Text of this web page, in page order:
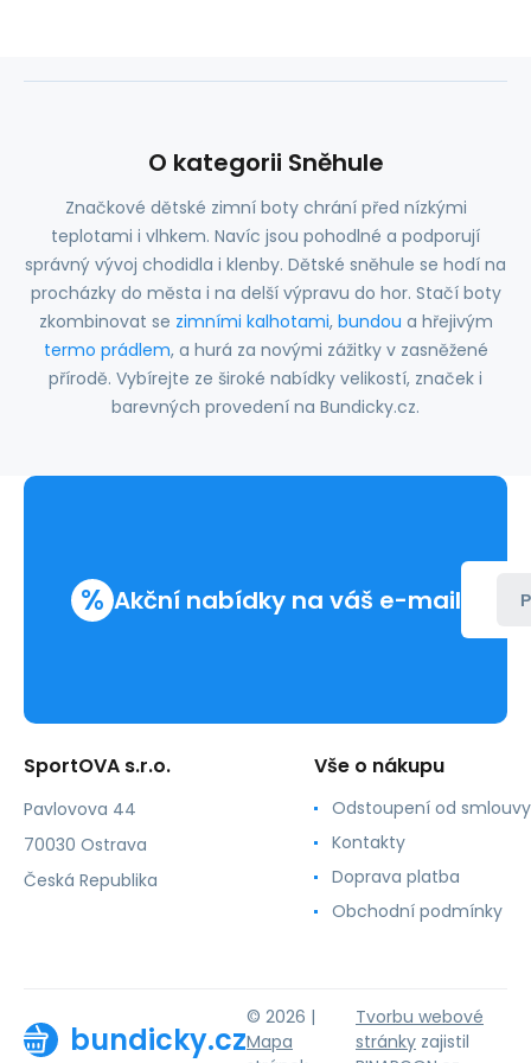
O kategorii Sněhule
Značkové dětské zimní boty chrání před nízkými
teplotami i vlhkem. Navíc jsou pohodlné a podporují
správný vývoj chodidla i klenby. Dětské sněhule se hodí na
procházky do města i na delší výpravu do hor. Stačí boty
zkombinovat se zimními kalhotami, bundou a hřejivým
termo prádlem, a hurá za novými zážitky v zasněžené
přírodě. Vybírejte ze široké nabídky velikostí, značek i
barevných provedení na Bundicky.cz.
% Akční nabídky na váš e-mail
SportOVA s.r.o.
Pavlovova 44
70030 Ostrava
Česká Republika
Vše o nákupu
Odstoupení od smlouvy
Kontakty
Doprava platba
Obchodní podmínky
bundicky.cz
© 2026 |
Mapa
Tvorbu webové
stránky zajistil